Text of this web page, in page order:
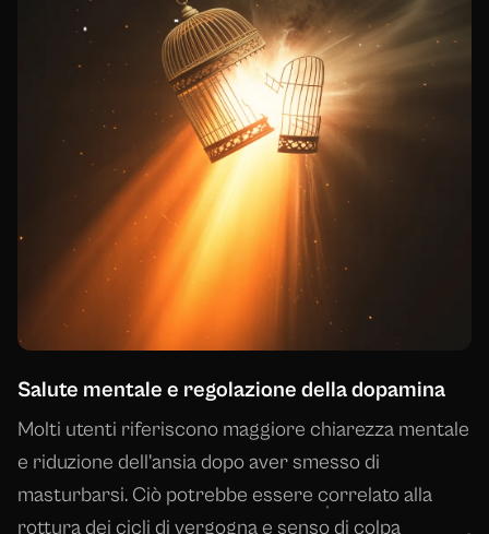
Salute mentale e regolazione della dopamina
Molti utenti riferiscono maggiore chiarezza mentale
e riduzione dell'ansia dopo aver smesso di
masturbarsi. Ciò potrebbe essere correlato alla
rottura dei cicli di vergogna e senso di colpa